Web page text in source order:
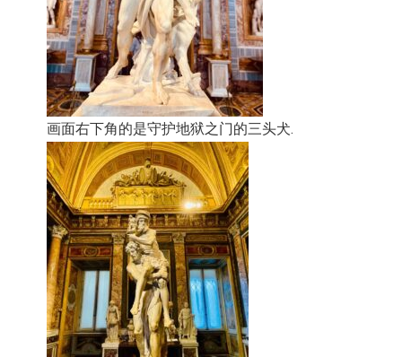
画面右下角的是守护地狱之门的三头犬.